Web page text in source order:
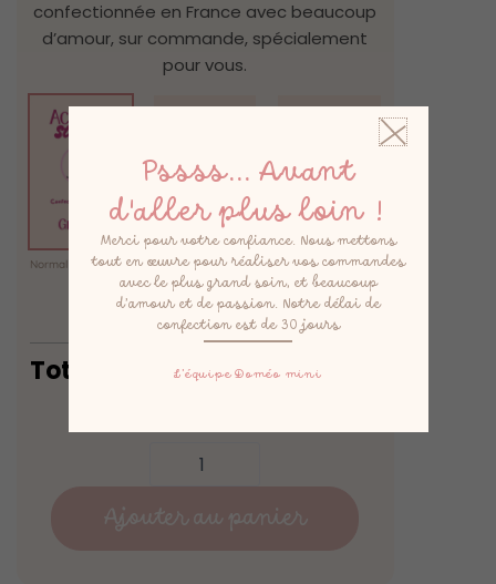
confectionnée en France avec beaucoup
d’amour, sur commande, spécialement
pour vous.
Normal (0,00 €) Express(15,00 €)
Express +
(25,00 €)
Total 34,90
Pssss... Avant
d'aller plus loin !
Merci pour votre confiance. Nous mettons
tout en œuvre pour réaliser vos commandes
avec le plus grand soin, et beaucoup
d’amour et de passion. Notre délai de
confection est de 30 jours
L’équipe Doméo mini